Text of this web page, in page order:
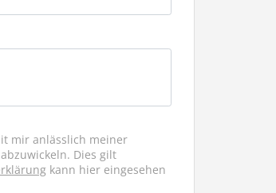
mir anlässlich meiner
Dies gilt
kann hier eingesehen